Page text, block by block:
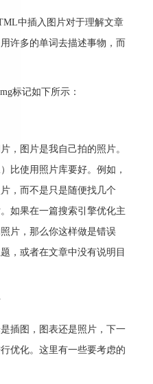
中插入图片对于理解文章
许多的单词去描述事物，而
标记如下所示：
，图片是我自己拍的照片。
比使用照片库要好。例如，
，而不是只是随便找几个
如果在一篇搜索引擎优化主
片，那么你这样做是错误
，或者在文章中没有说明目
插图，图表还是照片，下一
优化。这里有一些要考虑的